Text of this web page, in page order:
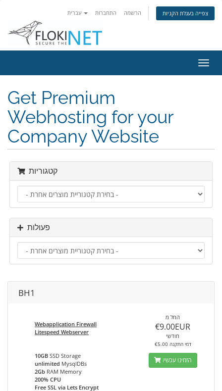
התחברות הרשמה צפייה בעגלת הקניות
ניווט
Get Premium
Webhosting for your
Company Website
קטגוריות
פעולות
BH1
Webapplication Firewall
Litespeed Webserver
10GB SSD Storage
unlimited MysqlDBs
2Gb RAM Memory
200% CPU
Free SSL via Lets Encrypt
החל מ
€9.00EUR
חודשי
€5.00 דמי התקנה
הזמינו עכשיו